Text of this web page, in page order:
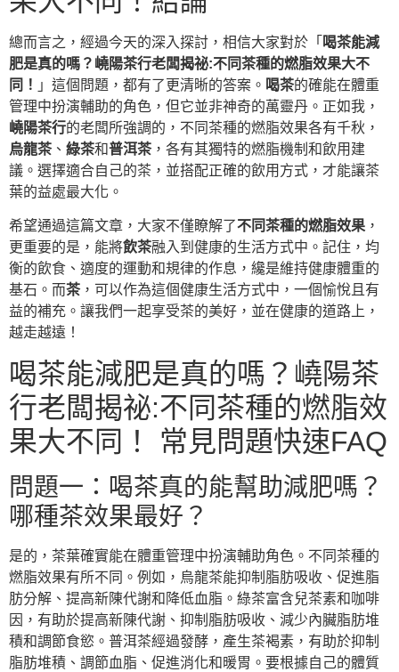
總而言之，經過今天的深入探討，相信大家對於「 喝茶能減
肥是真的嗎？嶢陽茶行老闆揭祕:不同茶種的燃脂效果大不
同！ 」這個問題，都有了更清晰的答案。 喝茶的確能在體重
管理中扮演輔助的角色，但它並非神奇的萬靈丹。正如我，
嶢陽茶行的老闆所強調的，不同茶種的燃脂效果各有千秋，
烏龍茶、 綠茶和普洱茶，各有其獨特的燃脂機制和飲用建
議。選擇適合自己的茶，並搭配正確的飲用方式，才能讓茶
葉的益處最大化。
希望通過這篇文章，大家不僅瞭解了不同茶種的燃脂效果 ，
更重要的是，能將飲茶融入到健康的生活方式中。記住，均
衡的飲食、適度的運動和規律的作息，纔是維持健康體重的
基石。而茶，可以作為這個健康生活方式中，一個愉悅且有
益的補充。讓我們一起享受茶的美好，並在健康的道路上，
越走越遠！
喝茶能減肥是真的嗎？嶢陽茶
行老闆揭祕:不同茶種的燃脂效
果大不同！ 常見問題快速FAQ
問題一：喝茶真的能幫助減肥嗎？
哪種茶效果最好？
是的，茶葉確實能在體重管理中扮演輔助角色。不同茶種的
燃脂效果有所不同。例如，烏龍茶能抑制脂肪吸收、促進脂
肪分解、提高新陳代謝和降低血脂。綠茶富含兒茶素和咖啡
因，有助於提高新陳代謝、抑制脂肪吸收、減少內臟脂肪堆
積和調節食慾。普洱茶經過發酵，產生茶褐素，有助於抑制
脂肪堆積、調節血脂、促進消化和暖胃。要根據自己的體質